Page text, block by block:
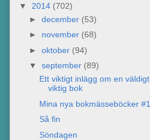
▼ 2014 (702)
► december (53)
► november (68)
► oktober (94)
▼ september (89)
Ett viktigt inlägg om en väldigt
viktig bok
Mina nya bokmässeböcker #1
Så fin
Söndagen